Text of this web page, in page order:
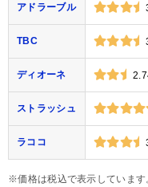
アドラーブル
TBC
ディオーネ
ストラッシュ
ラココ
※価格は税込で表示しています